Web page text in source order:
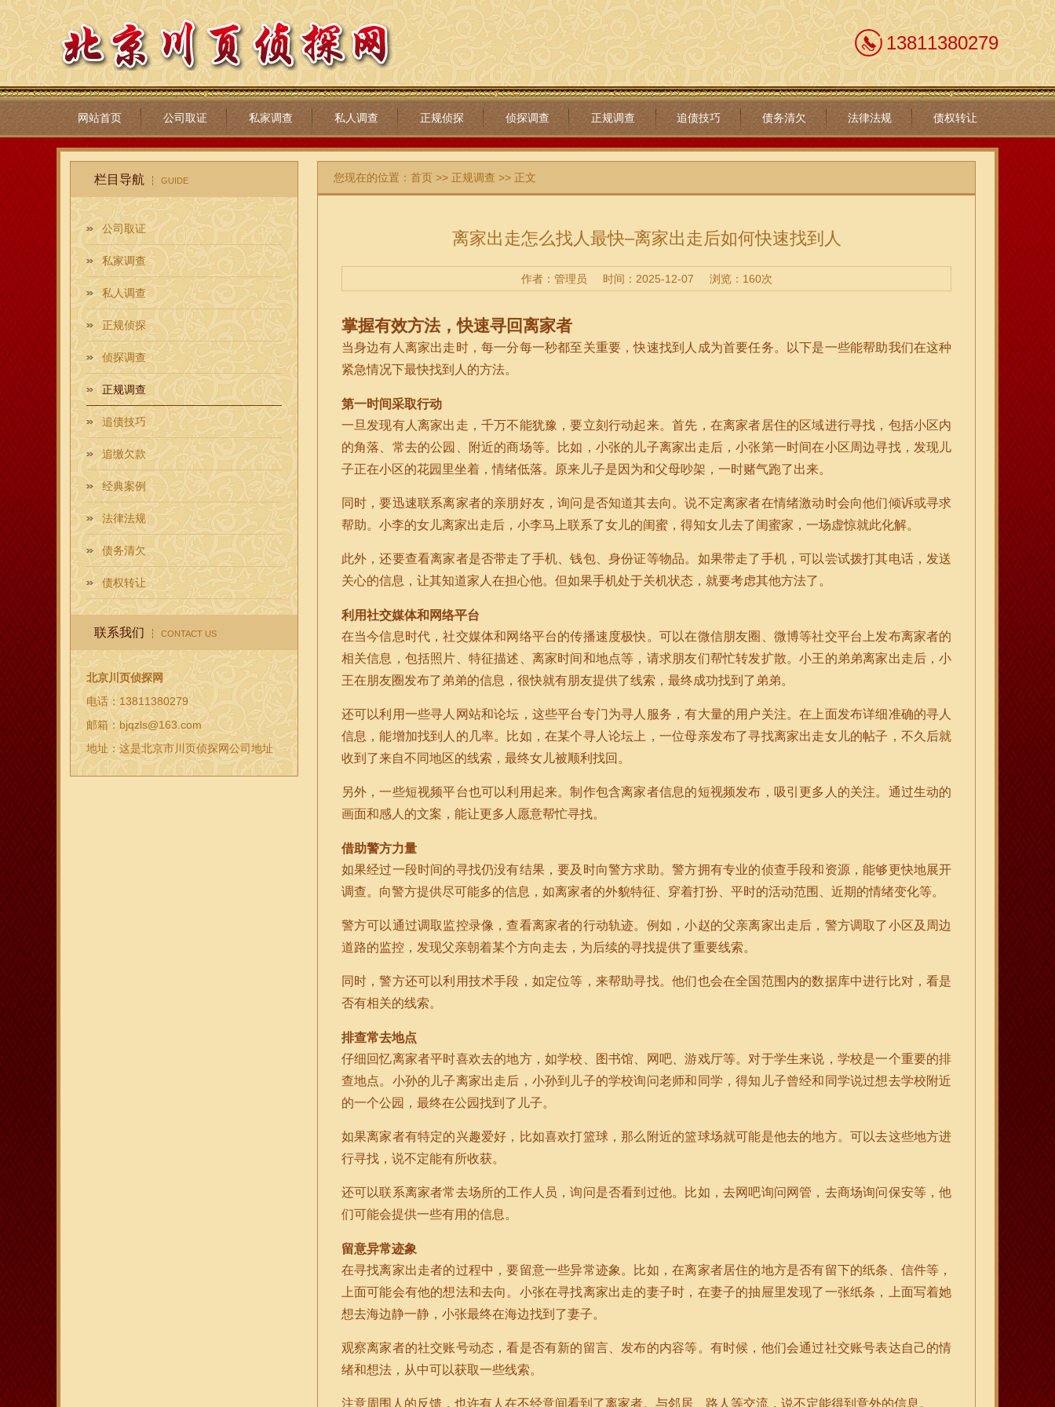
13811380279
网站首页 公司取证 私家调查 私人调查 正规侦探 侦探调查 正规调查 追债技巧 债务清欠 法律法规 债权转让
栏目导航 GUIDE
公司取证
私家调查
私人调查
正规侦探
侦探调查
正规调查
追债技巧
追缴欠款
经典案例
法律法规
债务清欠
债权转让
联系我们 CONTACT US
北京川页侦探网
电话：13811380279
邮箱：bjqzls@163.com
地址：这是北京市川页侦探网公司地址
您现在的位置： 首页>> 正规调查 >> 正文
离家出走怎么找人最快–离家出走后如何快速找到人
作者：管理员 时间：2025-12-07 浏览：160次
掌握有效方法，快速寻回离家者
当身边有人离家出走时，每一分每一秒都至关重要，快速找到人成为首要任务。以下是一些能帮助我们在这种
紧急情况下最快找到人的方法。
第一时间采取行动
一旦发现有人离家出走，千万不能犹豫，要立刻行动起来。首先，在离家者居住的区域进行寻找，包括小区内
的角落、常去的公园、附近的商场等。比如，小张的儿子离家出走后，小张第一时间在小区周边寻找，发现儿
子正在小区的花园里坐着，情绪低落。原来儿子是因为和父母吵架，一时赌气跑了出来。
同时，要迅速联系离家者的亲朋好友，询问是否知道其去向。说不定离家者在情绪激动时会向他们倾诉或寻求
帮助。小李的女儿离家出走后，小李马上联系了女儿的闺蜜，得知女儿去了闺蜜家，一场虚惊就此化解。
此外，还要查看离家者是否带走了手机、钱包、身份证等物品。如果带走了手机，可以尝试拨打其电话，发送
关心的信息，让其知道家人在担心他。但如果手机处于关机状态，就要考虑其他方法了。
利用社交媒体和网络平台
在当今信息时代，社交媒体和网络平台的传播速度极快。可以在微信朋友圈、微博等社交平台上发布离家者的
相关信息，包括照片、特征描述、离家时间和地点等，请求朋友们帮忙转发扩散。小王的弟弟离家出走后，小
王在朋友圈发布了弟弟的信息，很快就有朋友提供了线索，最终成功找到了弟弟。
还可以利用一些寻人网站和论坛，这些平台专门为寻人服务，有大量的用户关注。在上面发布详细准确的寻人
信息，能增加找到人的几率。比如，在某个寻人论坛上，一位母亲发布了寻找离家出走女儿的帖子，不久后就
收到了来自不同地区的线索，最终女儿被顺利找回。
另外，一些短视频平台也可以利用起来。制作包含离家者信息的短视频发布，吸引更多人的关注。通过生动的
画面和感人的文案，能让更多人愿意帮忙寻找。
借助警方力量
如果经过一段时间的寻找仍没有结果，要及时向警方求助。警方拥有专业的侦查手段和资源，能够更快地展开
调查。向警方提供尽可能多的信息，如离家者的外貌特征、穿着打扮、平时的活动范围、近期的情绪变化等。
警方可以通过调取监控录像，查看离家者的行动轨迹。例如，小赵的父亲离家出走后，警方调取了小区及周边
道路的监控，发现父亲朝着某个方向走去，为后续的寻找提供了重要线索。
同时，警方还可以利用技术手段，如定位等，来帮助寻找。他们也会在全国范围内的数据库中进行比对，看是
否有相关的线索。
排查常去地点
仔细回忆离家者平时喜欢去的地方，如学校、图书馆、网吧、游戏厅等。对于学生来说，学校是一个重要的排
查地点。小孙的儿子离家出走后，小孙到儿子的学校询问老师和同学，得知儿子曾经和同学说过想去学校附近
的一个公园，最终在公园找到了儿子。
如果离家者有特定的兴趣爱好，比如喜欢打篮球，那么附近的篮球场就可能是他去的地方。可以去这些地方进
行寻找，说不定能有所收获。
还可以联系离家者常去场所的工作人员，询问是否看到过他。比如，去网吧询问网管，去商场询问保安等，他
们可能会提供一些有用的信息。
留意异常迹象
在寻找离家出走者的过程中，要留意一些异常迹象。比如，在离家者居住的地方是否有留下的纸条、信件等，
上面可能会有他的想法和去向。小张在寻找离家出走的妻子时，在妻子的抽屉里发现了一张纸条，上面写着她
想去海边静一静，小张最终在海边找到了妻子。
观察离家者的社交账号动态，看是否有新的留言、发布的内容等。有时候，他们会通过社交账号表达自己的情
绪和想法，从中可以获取一些线索。
注意周围人的反馈，也许有人在不经意间看到了离家者。与邻居、路人等交流，说不定能得到意外的信息。